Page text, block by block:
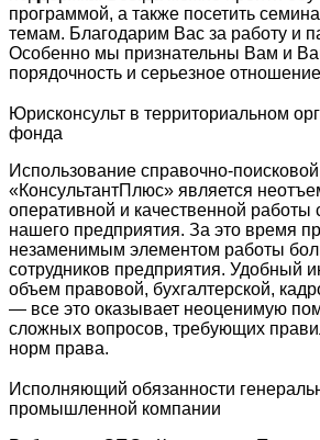
программой, а также посетить
темам. Благодарим Вас за работу и
Особенно мы признательны Вам и
порядочность и серьезное
Юрисконсульт в территориальном
фонда
Использование справочно-
«КонсультантПлюс» является
оперативной и качественной работы
нашего предприятия. За это время
незаменимым элементом работы
сотрудников предприятия. Удобный
объем правовой, бухгалтерской,
— все это оказывает неоценимую
сложных вопросов, требующих
норм права.
Исполняющий обязанности
промышленной компании